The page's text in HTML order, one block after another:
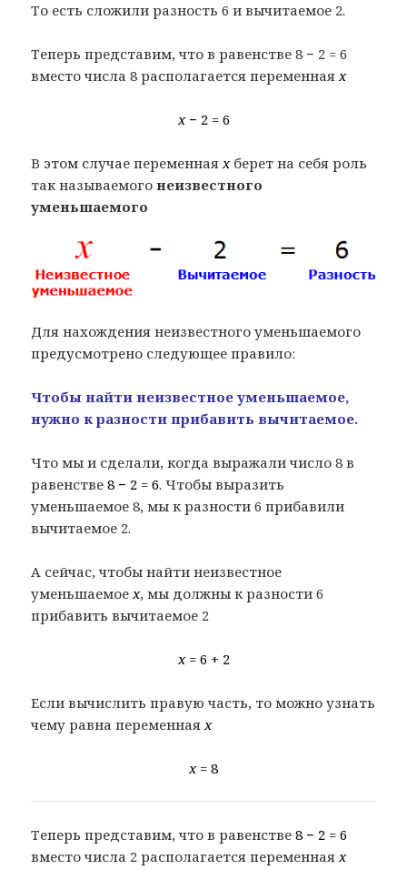
То есть сложили разность 6 и вычитаемое 2.
Теперь представим, что в равенстве 8 − 2 = 6
вместо числа 8 располагается переменнаяx
x− 2 = 6
В этом случае переменнаяxберет на себя роль
так называемогонеизвестного
уменьшаемого
Для нахождения неизвестного уменьшаемого
предусмотрено следующее правило:
Чтобы найти неизвестное уменьшаемое,
нужно к разности прибавить вычитаемое.
Что мы и сделали, когда выражали число 8 в
равенстве8 − 2 = 6. Чтобы выразить
уменьшаемое 8, мы к разности 6 прибавили
вычитаемое 2.
А сейчас, чтобы найти неизвестное
уменьшаемоеx, мы должны к разности 6
прибавить вычитаемое 2
x= 6 + 2
Если вычислить правую часть, то можно узнать
чему равна переменнаяx
x= 8
Теперь представим, что в равенстве8 − 2 = 6
вместо числа 2 располагается переменнаяx